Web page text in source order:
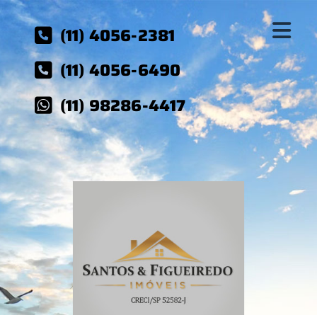
(11) 4056-2381
(11) 4056-6490
(11) 98286-4417